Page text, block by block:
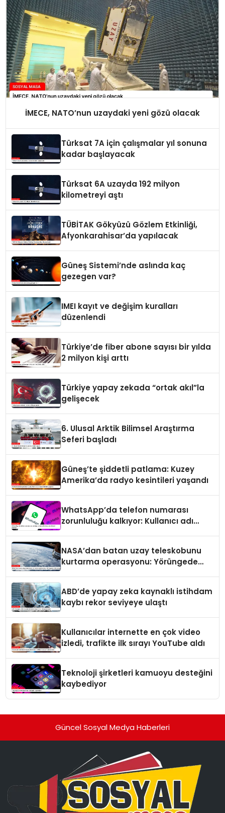
İMECE, NATO’nun uzaydaki yeni gözü olacak
Türksat 7A için çalışmalar yıl sonuna
kadar başlayacak
Türksat 6A uzayda 192 milyon
kilometreyi aştı
TÜBİTAK Gökyüzü Gözlem Etkinliği,
Afyonkarahisar’da yapılacak
Güneş Sistemi’nde aslında kaç
gezegen var?
IMEI kayıt ve değişim kuralları
düzenlendi
Türkiye’de fiber abone sayısı bir yılda
2 milyon kişi arttı
Türkiye yapay zekada “ortak akıl”la
gelişecek
6. Ulusal Arktik Bilimsel Araştırma
Seferi başladı
Güneş’te şiddetli patlama: Kuzey
Amerika’da radyo kesintileri yaşandı
WhatsApp’da telefon numarası
zorunluluğu kalkıyor: Kullanıcı adı
NASA’dan batan uzay teleskobunu
kurtarma operasyonu: Yörüngede
ABD’de yapay zeka kaynaklı istihdam
kaybı rekor seviyeye ulaştı
Kullanıcılar internette en çok video
izledi, trafikte ilk sırayı YouTube aldı
Teknoloji şirketleri kamuoyu desteğini
kaybediyor
Güncel Sosyal Medya Haberleri